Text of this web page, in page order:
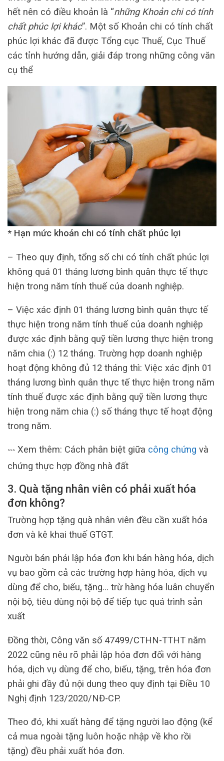
hết nên có điều khoản là “những Khoản chi có tính
chất phúc lợi khác”. Một số Khoản chi có tính chất
phúc lợi khác đã được Tổng cục Thuế, Cục Thuế
các tỉnh hướng dẫn, giải đáp trong những công văn
cụ thể
* Hạn mức khoản chi có tính chất phúc lợi
– Theo quy định, tổng số chi có tính chất phúc lợi
không quá 01 tháng lương bình quân thực tế thực
hiện trong năm tính thuế của doanh nghiệp.
– Việc xác định 01 tháng lương bình quân thực tế
thực hiện trong năm tính thuế của doanh nghiệp
được xác định bằng quỹ tiền lương thực hiện trong
năm chia (:) 12 tháng. Trường hợp doanh nghiệp
hoạt động không đủ 12 tháng thì: Việc xác định 01
tháng lương bình quân thực tế thực hiện trong năm
tính thuế được xác định bằng quỹ tiền lương thực
hiện trong năm chia (:) số tháng thực tế hoạt động
trong năm.
>>> Xem thêm: Cách phân biệt giữa công chứng và
chứng thực hợp đồng nhà đất
3. Quà tặng nhân viên có phải xuất hóa
đơn không?
Trường hợp tặng quà nhân viên đều cần xuất hóa
đơn và kê khai thuế GTGT.
Người bán phải lập hóa đơn khi bán hàng hóa, dịch
vụ bao gồm cả các trường hợp hàng hóa, dịch vụ
dùng để cho, biếu, tặng… trừ hàng hóa luân chuyển
nội bộ, tiêu dùng nội bộ để tiếp tục quá trình sản
xuất
Đồng thời, Công văn số 47499/CTHN-TTHT năm
2022 cũng nêu rõ phải lập hóa đơn đối với hàng
hóa, dịch vụ dùng để cho, biếu, tặng, trên hóa đơn
phải ghi đầy đủ nội dung theo quy định tại Điều 10
Nghị định 123/2020/NĐ-CP.
Theo đó, khi xuất hàng để tặng người lao động (kể
cả mua ngoài tặng luôn hoặc nhập về kho rồi
tặng) đều phải xuất hóa đơn.